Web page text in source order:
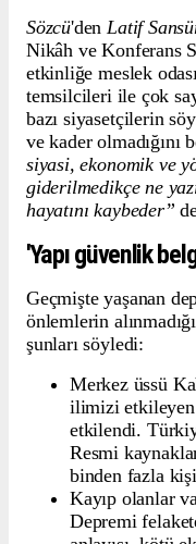
Sözcü'den Latif
Nikâh ve Konferans
etkinliğe meslek
temsilcileri ile çok
bazı siyasetçilerin
ve kader
siyasi, ekonomik ve
giderilmedikçe ne
hayatını kaybeder”
'Yapı güvenlik
Geçmişte yaşanan
önlemlerin
şunları söyledi:
Merkez üssü
ilimizi
etkilendi.
Resmi
binden fazla
Kayıp olanlar
Depremi